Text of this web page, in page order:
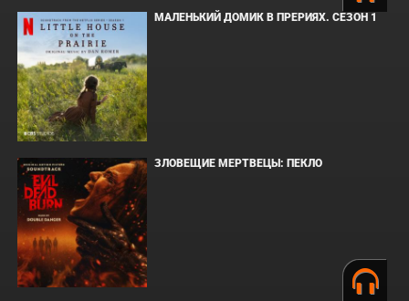
МАЛЕНЬКИЙ ДОМИК В ПРЕРИЯХ. СЕЗОН 1
ЗЛОВЕЩИЕ МЕРТВЕЦЫ: ПЕКЛО